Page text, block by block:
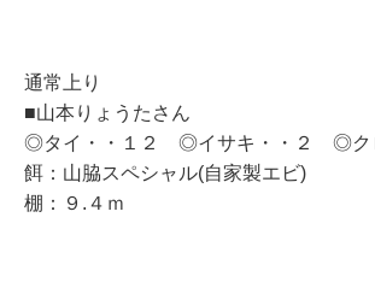
通常上り
■山本りょうたさん
◎タイ・・１２ ◎イサキ・・２ ◎ク
餌：山脇スペシャル(自家製エビ)
棚：９.４ｍ